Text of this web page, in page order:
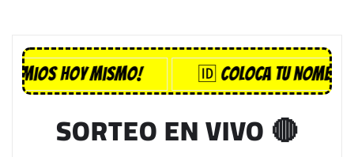
hoy mismo! 🆔 Coloca tu nombre
SORTEO EN VIVO 🔴